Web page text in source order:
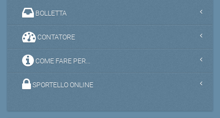
BOLLETTA
CONTATORE
COME FARE PER...
SPORTELLO ONLINE